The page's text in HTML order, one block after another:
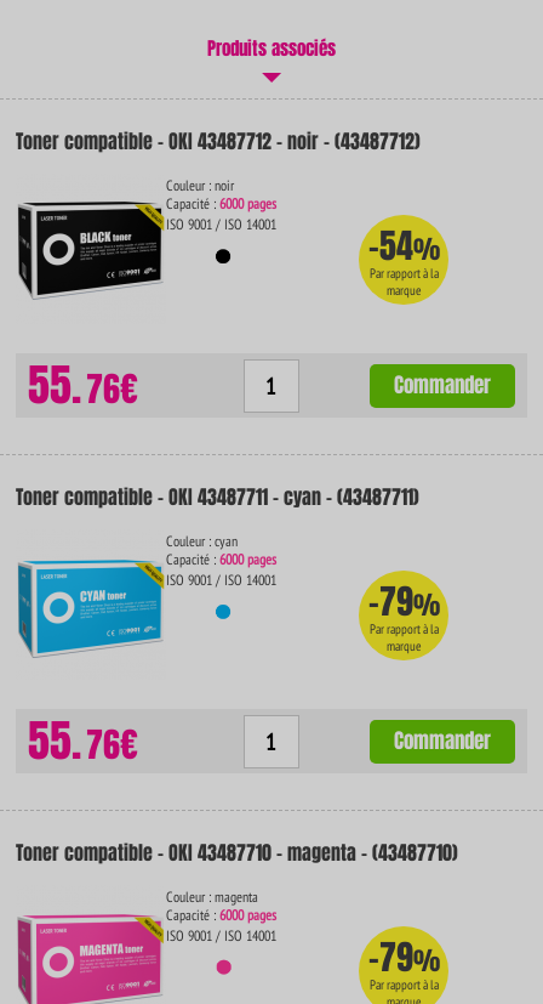
Produits associés
Toner compatible - OKI 43487712 - noir - (43487712)
Couleur : noir
Capacité :6000 pages
ISO 9001 / ISO 14001
-54%
Par rapport à la
marque
55.76€ Commander
Toner compatible - OKI 43487711 - cyan - (43487711)
Couleur : cyan
Capacité :6000 pages
ISO 9001 / ISO 14001
-79%
Par rapport à la
marque
55.76€ Commander
Toner compatible - OKI 43487710 - magenta - (43487710)
Couleur : magenta
Capacité :6000 pages
ISO 9001 / ISO 14001
-79%
Par rapport à la